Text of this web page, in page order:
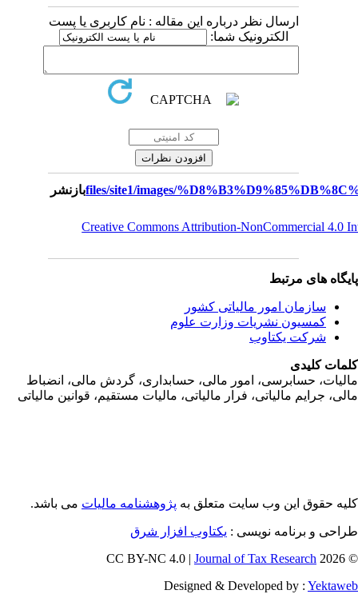
ارسال نظر درباره این مقاله : نام کاربری یا پست
الکترونیک شما:
بازنشر
Creative Commons Attribution-NonCommercial 4.0
های مرتبط
سازمان امور مالياتی کشور
کمسیون نشریات وزارت علوم
شرکت یکتاوب
کلیدی
حسابرسی، امور مالی، حسابداری، گردش مالی، انضباط
جرايم مالياتی، فرار مالياتی، ماليات مستقيم، قوانين مالياتی
حقوق این وب سایت متعلق بهپژوهشنامه مالیاتمی باشد.
و برنامه نویسی : یکتاوب افزار شرق
©
Journal of Tax Research
Designed & Developed by :